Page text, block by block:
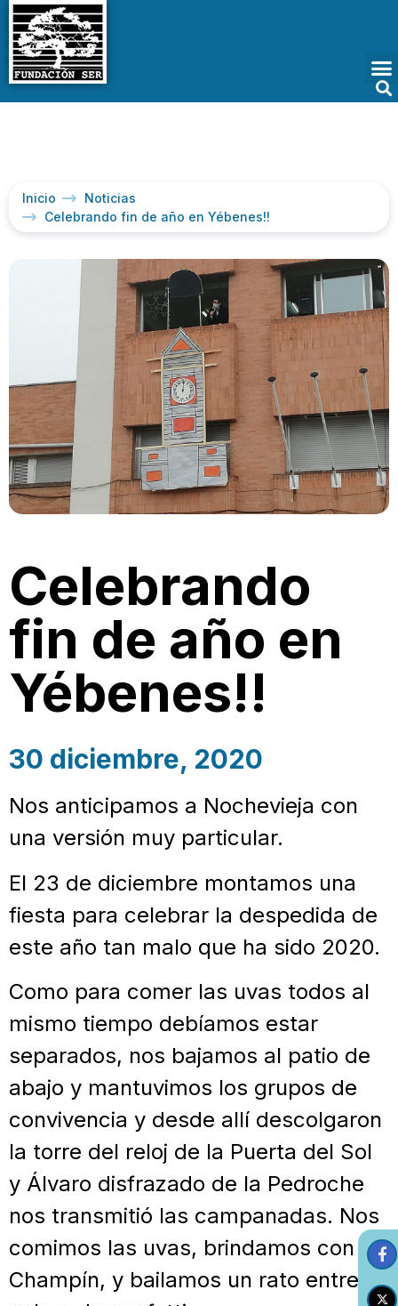
Inicio
Noticias
Celebrando fin de año en Yébenes!!
Celebrando
fin de año en
Yébenes!!
30 diciembre, 2020
Nos anticipamos a Nochevieja con
una versión muy particular.
El 23 de diciembre montamos una
fiesta para celebrar la despedida de
este año tan malo que ha sido 2020.
Como para comer las uvas todos al
mismo tiempo debíamos estar
separados, nos bajamos al patio de
abajo y mantuvimos los grupos de
convivencia y desde allí descolgaron
la torre del reloj de la Puerta del Sol
y Álvaro disfrazado de la Pedroche
nos transmitió las campanadas. Nos
comimos las uvas, brindamos con
Champín, y bailamos un rato entre